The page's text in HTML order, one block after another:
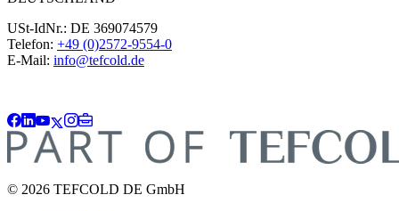
USt-IdNr.: DE 369074579
Telefon: +49 (0)2572-9554-0
E-Mail: info@tefcold.de
© 2026 TEFCOLD DE GmbH